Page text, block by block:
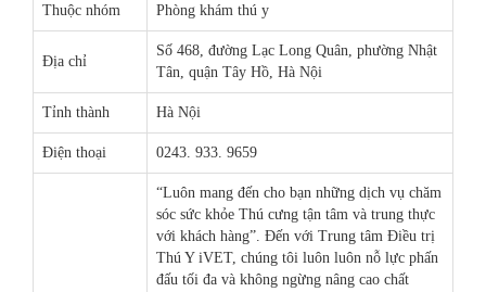
Thuộc nhóm Phòng khám thú y
Địa chỉ
Số 468, đường Lạc Long Quân, phường Nhật
Tân, quận Tây Hồ, Hà Nội
Tỉnh thành Hà Nội
Điện thoại 0243. 933. 9659
“Luôn mang đến cho bạn những dịch vụ chăm
sóc sức khỏe Thú cưng tận tâm và trung thực
với khách hàng”. Đến với Trung tâm Điều trị
Thú Y iVET, chúng tôi luôn luôn nỗ lực phấn
đấu tối đa và không ngừng nâng cao chất